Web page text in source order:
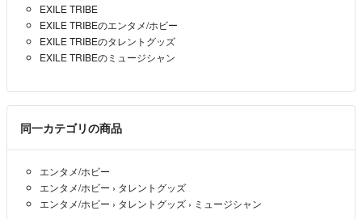
EXILE TRIBE
EXILE TRIBEのエンタメ/ホビー
EXILE TRIBEのタレントグッズ
EXILE TRIBEのミュージシャン
同一カテゴリの商品
エンタメ/ホビー
エンタメ/ホビー › タレントグッズ
エンタメ/ホビー › タレントグッズ › ミュージシャン